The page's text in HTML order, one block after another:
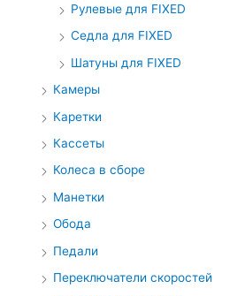
Рулевые для FIXED
Седла для FIXED
Шатуны для FIXED
Камеры
Каретки
Кассеты
Колеса в сборе
Манетки
Обода
Педали
Переключатели скоростей